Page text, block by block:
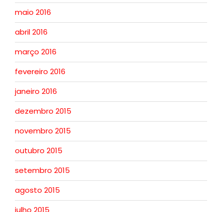
maio 2016
abril 2016
março 2016
fevereiro 2016
janeiro 2016
dezembro 2015
novembro 2015
outubro 2015
setembro 2015
agosto 2015